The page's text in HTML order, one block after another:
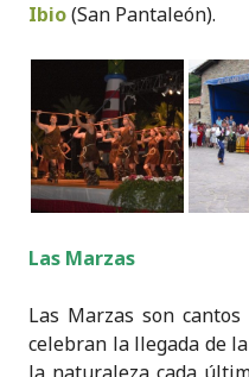
Ibio(San Pantaleón).
Las Marzas
Las Marzas son
celebran la llegada de